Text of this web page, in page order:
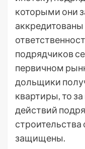
которыми они
подрядчиков
первичном
дольщики
квартиры, то
действий
строительства
защищены.